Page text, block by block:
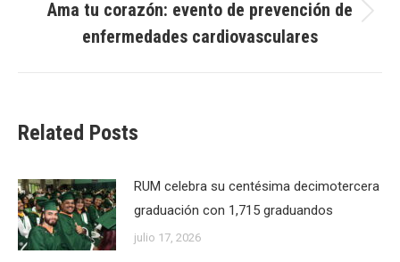
post:
Ama tu corazón: evento de prevención de
enfermedades cardiovasculares
Related Posts
RUM celebra su centésima decimotercera
graduación con 1,715 graduandos
julio 17, 2026